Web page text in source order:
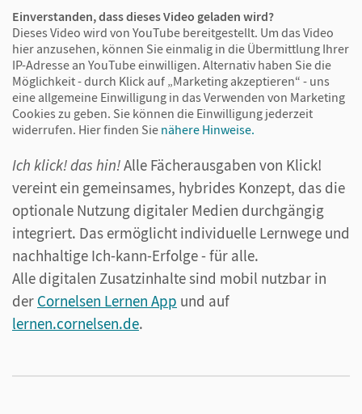
Kompetenzen werden alle Lernenden
mitgenommen. Schwierigkeiten werden isoliert
behandelt und die mehrfache Differenzierung in
allen Unterrichtsmaterialien geht auf die
individuellen Bedürfnisse der Schüler/-innen ein.
Klick!-Service für Lehrkräfte
Nutzen Sie für den digitalen Rundum-Service den
innovativen Unterrichtsmanager! Er vereint das
Arbeitsheft mit allen Medien und Begleitmaterialien
in einem Produkt und entlastet Sie bei Vorbereitung
und Durchführung Ihres Unterrichts.
Einverstanden, dass dieses Video geladen wird?
Dieses Video wird von YouTube bereitgestellt. Um das Video
hier anzusehen, können Sie einmalig in die Übermittlung Ihrer
IP-Adresse an YouTube einwilligen. Alternativ haben Sie die
Möglichkeit - durch Klick auf „Marketing akzeptieren“ - uns
eine allgemeine Einwilligung in das Verwenden von Marketing
Cookies zu geben. Sie können die Einwilligung jederzeit
widerrufen. Hier finden Sie nähere Hinweise.
Ich klick! das hin!Alle Fächerausgaben von Klick!
vereint ein gemeinsames, hybrides Konzept, das die
optionale Nutzung digitaler Medien durchgängig
integriert. Das ermöglicht individuelle Lernwege und
nachhaltige Ich-kann-Erfolge - für alle.
Alle digitalen Zusatzinhalte sind mobil nutzbar in
der Cornelsen Lernen App und auf
lernen.cornelsen.de.